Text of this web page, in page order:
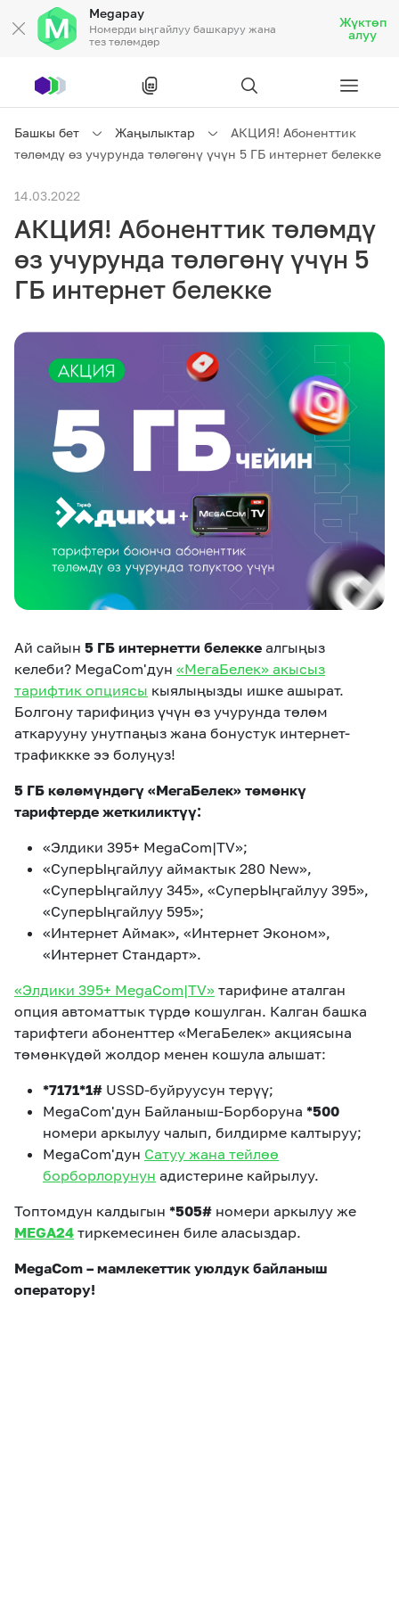
Megapay
Номерди ыңгайлуу башкаруу жана
тез төлөмдөр
Жүктөп
алуу
Жеке кардарларга
Ишкердик үчүн
Байланыш
Кызматтар
Кызматтар Көңүл ачуучу Соц. тармактар
Чалуулар жана
SMS
Номерди тандоо SIM жеткирүү
Компания
Өнөктөштөргө
Офис картасы
жана каптоо
MegaTV MegaPay MegaKassa
Башкы бет Жаңылыктар
АКЦИЯ! Абоненттик
төлөмдү өз учурунда төлөгөнү үчүн 5 ГБ интернет белекке
14.03.2022
АКЦИЯ! Абоненттик төлөмдү
өз учурунда төлөгөнү үчүн 5
ГБ интернет белекке
Ай сайын 5 ГБ интернетти белекке алгыңыз
келеби? MegaCom'дун «МегаБелек» акысыз
тарифтик опциясы кыялыңызды ишке ашырат.
Болгону тарифиңиз үчүн өз учурунда төлөм
аткарууну унутпаңыз жана бонустук интернет-
трафиккке ээ болуңуз!
5 ГБ көлөмүндөгү «МегаБелек» төмөнкү
тарифтерде жеткиликтүү:
«Элдики 395+ MegaCom|TV»;
«СуперЫңгайлуу аймактык 280 New»,
«СуперЫңгайлуу 345», «СуперЫңгайлуу 395»,
«СуперЫңгайлуу 595»;
«Интернет Аймак», «Интернет Эконом»,
«Интернет Стандарт».
«Элдики 395+ MegaCom|TV» тарифине аталган
опция автоматтык түрдө кошулган. Калган башка
тарифтеги абоненттер «МегаБелек» акциясына
төмөнкүдөй жолдор менен кошула алышат:
*7171*1# USSD-буйруусун терүү;
MegaCom'дун Байланыш-Борборуна *500
номери аркылуу чалып, билдирме калтыруу;
MegaCom'дун Сатуу жана тейлөө
борборлорунун адистерине кайрылуу.
Топтомдун калдыгын *505# номери аркылуу же
MEGA24 тиркемесинен биле аласыздар.
MegaCom – мамлекеттик уюлдук байланыш
оператору!